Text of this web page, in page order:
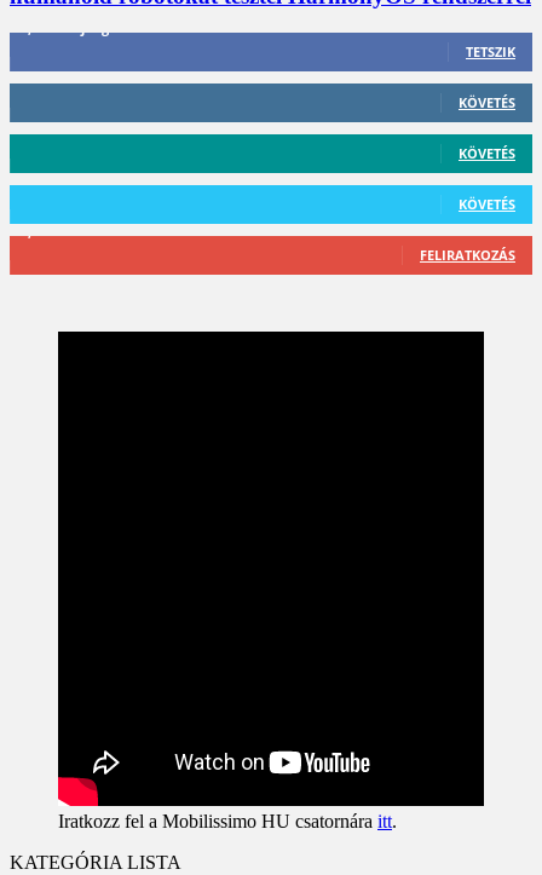
TETSZIK
412 Követő
KÖVETÉS
59 Követő
KÖVETÉS
101 Követő
KÖVETÉS
2,589 Feliratkozó
FELIRATKOZÁS
Iratkozz fel a Mobilissimo HU csatornára itt.
KATEGÓRIA LISTA